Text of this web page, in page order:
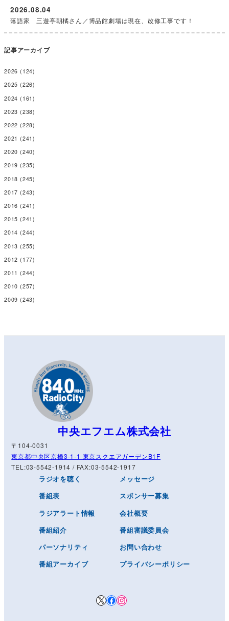
落語家 三遊亭朝橘さん／博品館劇場は現在、改修工事です！
2026.08.04
記事アーカイブ
2026 (124)
2025 (226)
2024 (161)
2023 (238)
2022 (228)
2021 (241)
2020 (240)
2019 (235)
2018 (245)
2017 (243)
2016 (241)
2015 (241)
2014 (244)
2013 (255)
2012 (177)
2011 (244)
2010 (257)
2009 (243)
中央エフエム株式会社
〒104-0031
東京都中央区京橋3-1-1 東京スクエアガーデンB1F
TEL:03-5542-1914 / FAX:03-5542-1917
ラジオを聴く
番組表
ラジアラート情報
番組紹介
パーソナリティ
番組アーカイブ
メッセージ
スポンサー募集
会社概要
番組審議委員会
お問い合わせ
プライバシーポリシー
XFacebook
Instagram